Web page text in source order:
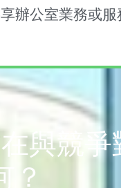
辦公室業務或
與競爭
？